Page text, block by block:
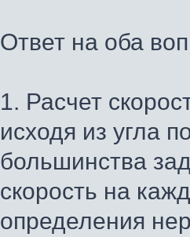
Ответ на оба
1. Расчет
исходя из угла
большинства
скорость на
определения